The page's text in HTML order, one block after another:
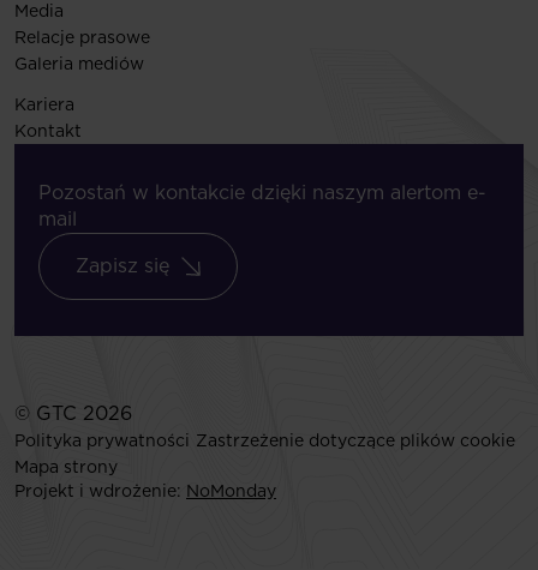
Media
Relacje prasowe
Galeria mediów
Kariera
Kontakt
Pozostań w kontakcie dzięki naszym alertom e-
mail
Zapisz się
© GTC 2026
Polityka prywatności Zastrzeżenie dotyczące plików cookie
Mapa strony
Projekt i wdrożenie: NoMonday